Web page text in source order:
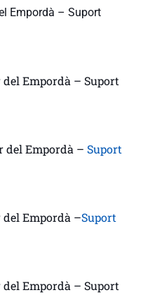
Empordà – Suport
Empordà – Suport
del Empordà – Suport
Empordà –Suport
Empordà – Suport